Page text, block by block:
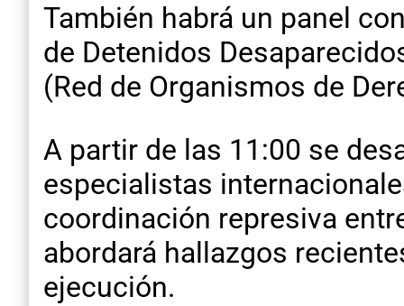
También habrá un panel
de Detenidos
(Red de Organismos de
A partir de las 11:00 se
especialistas
coordinación represiva
abordará hallazgos
ejecución.